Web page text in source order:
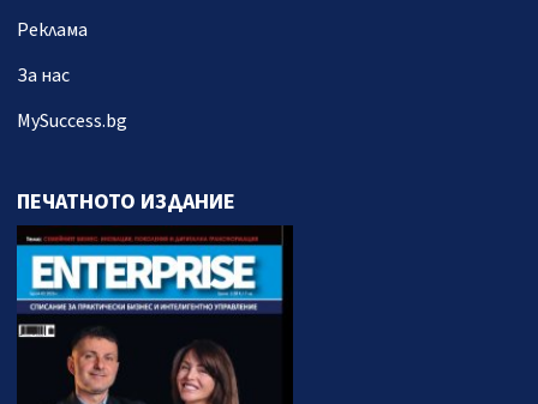
Реклама
За нас
MySuccess.bg
ПЕЧАТНОТО ИЗДАНИЕ